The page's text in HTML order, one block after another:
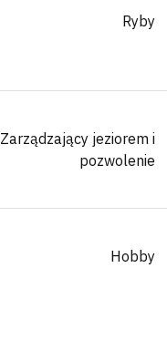
Ryby
Zarządzający jeziorem i
pozwolenie
Hobby